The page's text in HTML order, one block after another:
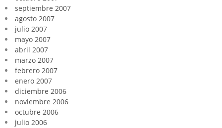
septiembre 2007
agosto 2007
julio 2007
mayo 2007
abril 2007
marzo 2007
febrero 2007
enero 2007
diciembre 2006
noviembre 2006
octubre 2006
julio 2006